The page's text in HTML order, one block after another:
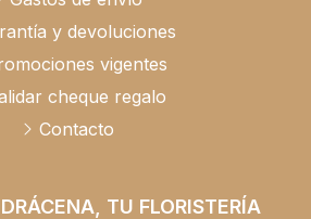
TU FLORISTERÍA
y devoluciones
vigentes
cheque regalo
Contacto